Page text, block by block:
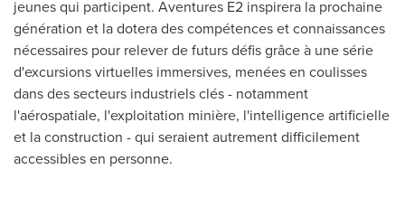
jeunes qui participent. Aventures E2 inspirera la prochaine
génération et la dotera des compétences et connaissances
nécessaires pour relever de futurs défis grâce à une série
d'excursions virtuelles immersives, menées en coulisses
dans des secteurs industriels clés - notamment
l'aérospatiale, l'exploitation minière, l'intelligence artificielle
et la construction - qui seraient autrement difficilement
accessibles en personne.